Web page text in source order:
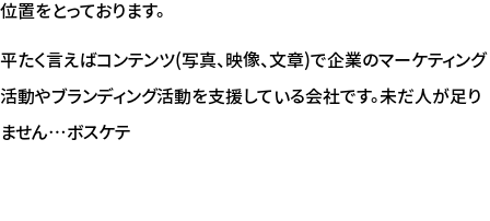
位置をとっております。
平たく言えばコンテンツ(写真、映像、文章)で企業のマーケティング
活動やブランディング活動を支援している会社です。未だ人が足り
ません…ボスケテ